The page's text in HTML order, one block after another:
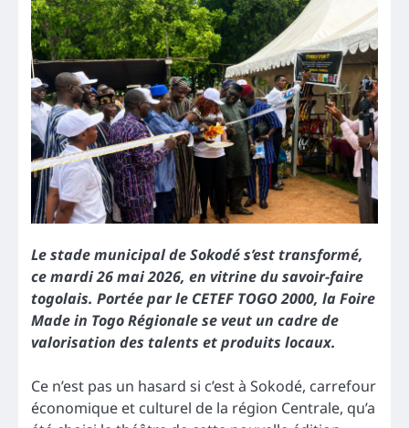
Le stade municipal de Sokodé s’est transformé,
ce mardi 26 mai 2026, en vitrine du savoir-faire
togolais. Portée par le CETEF TOGO 2000, la Foire
Made in Togo Régionale se veut un cadre de
valorisation des talents et produits locaux.
Ce n’est pas un hasard si c’est à Sokodé, carrefour
économique et culturel de la région Centrale, qu’a